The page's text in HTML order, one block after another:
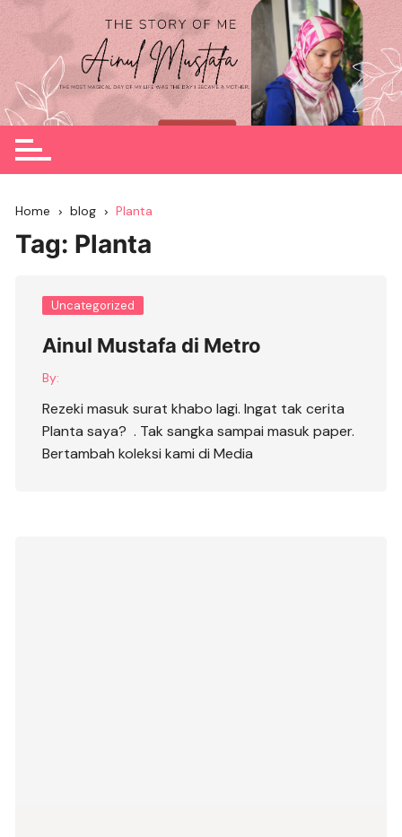
Skip
to
content
Home blog Planta
Tag: Planta
Uncategorized
Ainul Mustafa di Metro
By:
Rezeki masuk surat khabo lagi. Ingat tak cerita
Planta saya? . Tak sangka sampai masuk paper.
Bertambah koleksi kami di Media